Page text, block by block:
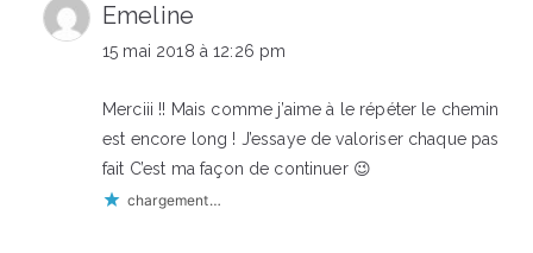
Emeline
15 mai 2018 à 12:26 pm
Merciii !! Mais comme j’aime à le répéter le chemin
est encore long ! J’essaye de valoriser chaque pas
fait C’est ma façon de continuer 😉
chargement…